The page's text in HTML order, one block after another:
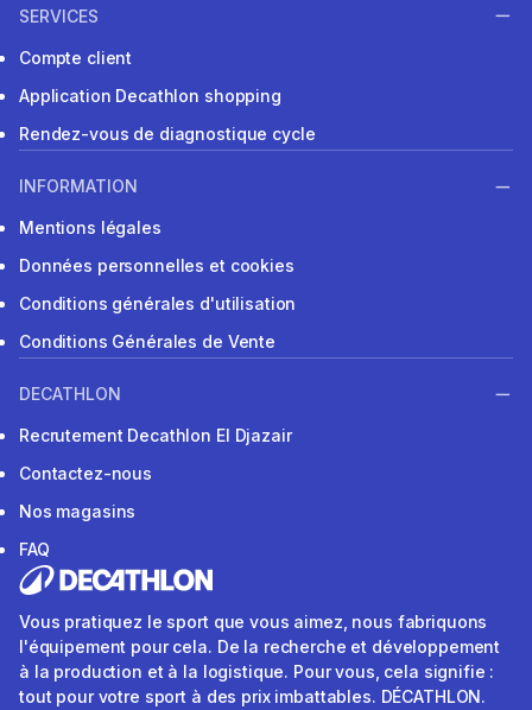
SERVICES
Compte client
Application Decathlon shopping
Rendez-vous de diagnostique cycle
INFORMATION
Mentions légales
Données personnelles et cookies
Conditions générales d'utilisation
Conditions Générales de Vente
DECATHLON
Recrutement Decathlon El Djazair
Contactez-nous
Nos magasins
FAQ
Vous pratiquez le sport que vous aimez, nous fabriquons
l'équipement pour cela. De la recherche et développement
à la production et à la logistique. Pour vous, cela signifie :
tout pour votre sport à des prix imbattables. DÉCATHLON.